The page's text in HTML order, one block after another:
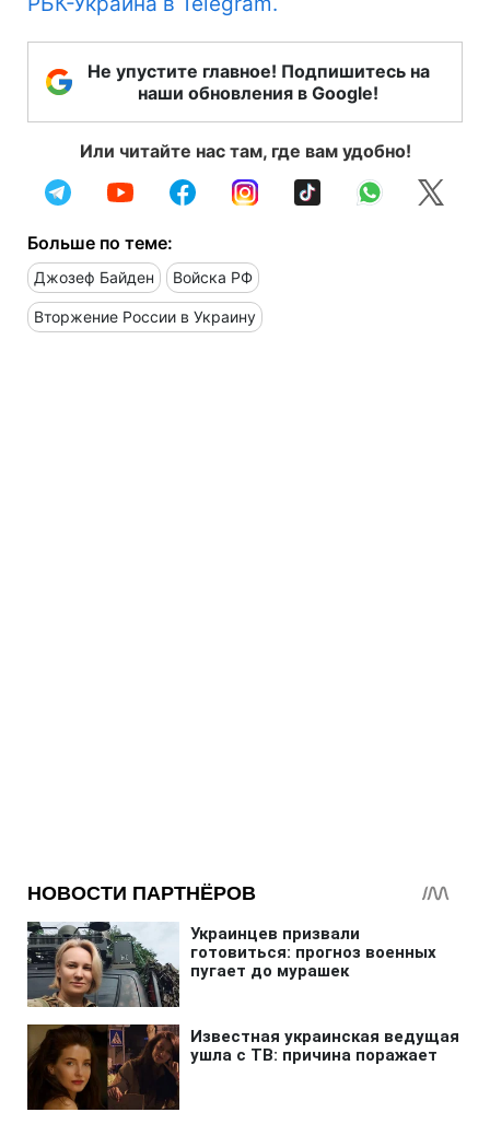
Не упустите главное! Подпишитесь на
наши обновления в Google!
Или читайте нас там, где вам удобно!
Больше по теме:
Джозеф Байден Войска РФ
Вторжение России в Украину